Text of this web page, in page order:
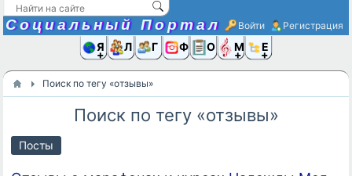
Социальный Портал Войти Регистрация
Я иЛюди
Группы
Фото Ещё
Поиск по тегу «отзывы»
Поиск по тегу «отзывы»
Посты